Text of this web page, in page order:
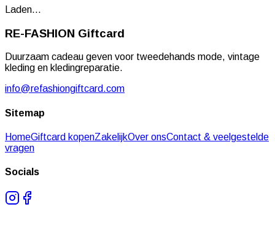
Laden...
RE-FASHION Giftcard
Duurzaam cadeau geven voor tweedehands mode, vintage
kleding en kledingreparatie.
info@refashiongiftcard.com
Sitemap
HomeGiftcard kopenZakelijkOver onsContact & veelgestelde
vragen
Socials